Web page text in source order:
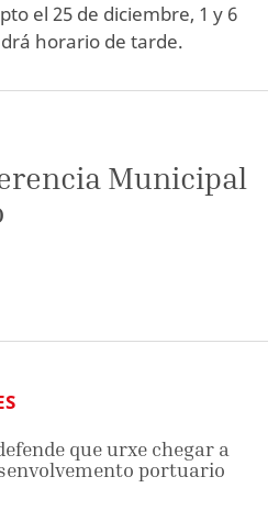
el 25 de diciembre, 1 y 6
horario de tarde.
Municipal
que urxe chegar a
portuario